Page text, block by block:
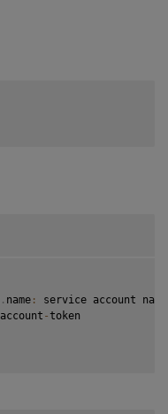
. name :
service account name
account -token